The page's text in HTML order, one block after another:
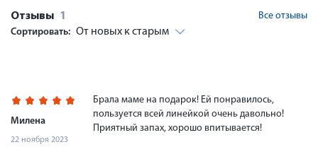
Отзывы 1
Все отзывы
Сортировать: От новых к старым
Милена
22 ноября 2023
Брала маме на подарок! Ей понравилось,
пользуется всей линейкой очень давольно!
Приятный запах, хорошо впитывается!